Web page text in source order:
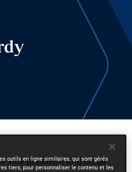
vice president and credit
outils en ligne similaires, qui sont gérés
tiers, pour personnaliser le contenu et les